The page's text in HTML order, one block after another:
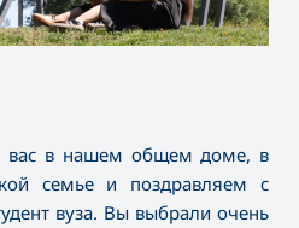
вас в нашем общем доме, в
семье и поздравляем с
вуза. Вы выбрали очень